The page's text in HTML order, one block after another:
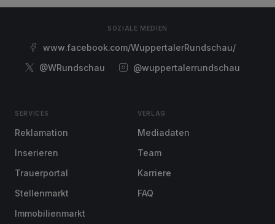
SOZIALE MEDIEN
www.facebook.com/WuppertalerRundschau/
@WRundschau
@wuppertalerrundschau
SERVICES
Reklamation
Inserieren
Trauerportal
Stellenmarkt
Immobilienmarkt
VERLAG
Mediadaten
Team
Karriere
FAQ